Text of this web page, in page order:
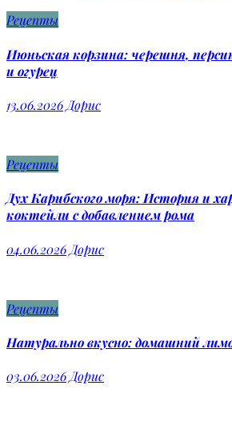
Рецепты
Июньская корзина: черешня,
и огурец
13.06.2026 Дорис
Рецепты
Дух Карибского моря: История и
коктейли с добавлением рома
04.06.2026 Дорис
Рецепты
Натурально вкусно: домашний
03.06.2026 Дорис